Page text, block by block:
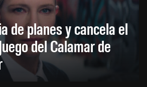
de planes y cancela el
del Calamar de